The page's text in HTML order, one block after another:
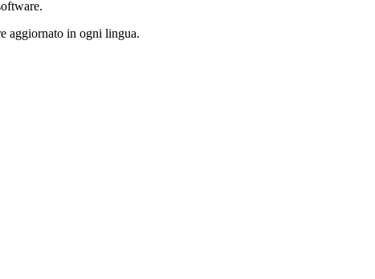
aggiornato in ogni lingua.